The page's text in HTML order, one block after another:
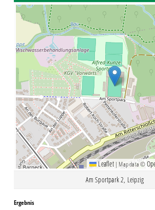
Leaflet | Map data ©
Am Sportpark 2, Leipzig
Ergebnis